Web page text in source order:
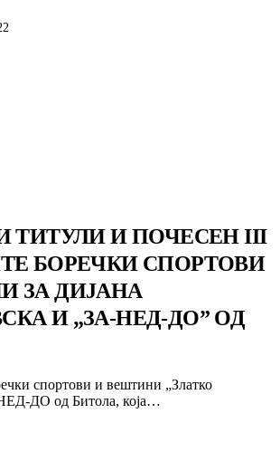
ТИТУЛИ И ПОЧЕСЕН III
БОРЕЧКИ СПОРТОВИ
ЗА ДИЈАНА
И „ЗА-НЕД-ДО” ОД
спортови и вештини „Златко
ДО од Битола, која…